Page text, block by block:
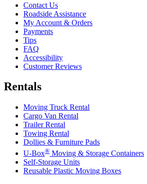
Contact Us
Roadside Assistance
My Account & Orders
Payments
Tips
FAQ
Accessibility
Customer Reviews
Rentals
Moving Truck Rental
Cargo Van Rental
Trailer Rental
Towing Rental
Dollies & Furniture Pads
U-Box® Moving & Storage Containers
Self-Storage Units
Reusable Plastic Moving Boxes